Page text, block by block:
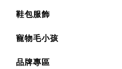
鞋包服飾
寵物毛小孩
品牌專區